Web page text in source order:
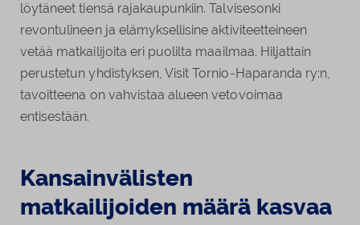
löytäneet tiensä rajakaupunkiin. Talvisesonki
revontulineen ja elämyksellisine aktiviteetteineen
vetää matkailijoita eri puolilta maailmaa. Hiljattain
perustetun yhdistyksen, Visit Tornio-Haparanda ry:n,
tavoitteena on vahvistaa alueen vetovoimaa
entisestään.
Kansainvälisten
matkailijoiden määrä kasvaa